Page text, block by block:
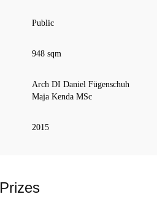
Public
948 sqm
Arch DI Daniel Fügenschuh
Maja Kenda MSc
2015
Prizes